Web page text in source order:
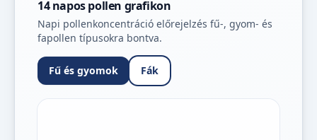
14 napos pollen grafikon
Napi pollenkoncentráció előrejelzés fű-, gyom- és
fapollen típusokra bontva.
Fű és gyomok Fák